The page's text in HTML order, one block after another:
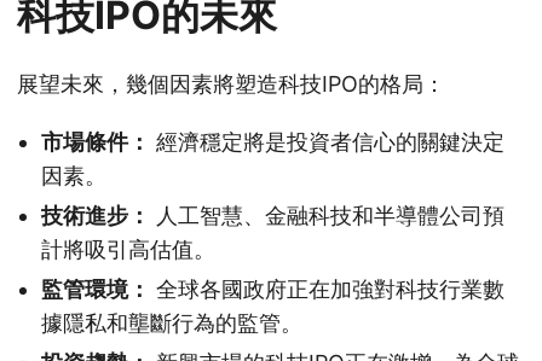
科技IPO的未來
展望未來，幾個因素將塑造科技IPO的格局：
市場條件： 經濟穩定將是投資者信心的關鍵決定
因素。
技術進步：
人工智慧、金融科技和半導體公司預
計將吸引高估值。
監管環境： 全球各國政府正在加強對科技行業數
據隱私和壟斷行為的監管。